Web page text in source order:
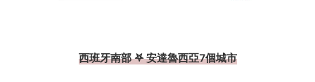
西班牙南部 𖤐 安達魯西亞7個城市